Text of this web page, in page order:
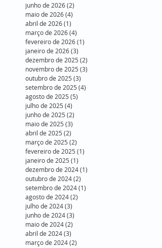
junho de 2026(2)
maio de 2026(4)
abril de 2026(1)
março de 2026(4)
fevereiro de 2026(1)
janeiro de 2026(3)
dezembro de 2025 (2)
novembro de 2025 (3)
outubro de 2025 (3)
setembro de 2025 (4)
agosto de 2025 (5)
julho de 2025 (4)
junho de 2025 (2)
maio de 2025 (3)
abril de 2025 (2)
março de 2025 (2)
fevereiro de 2025 (1)
janeiro de 2025 (1)
dezembro de 2024(1)
outubro de 2024(2)
setembro de 2024(1)
agosto de 2024(2)
julho de 2024(3)
junho de 2024(3)
maio de 2024(2)
abril de 2024(3)
março de 2024(2)